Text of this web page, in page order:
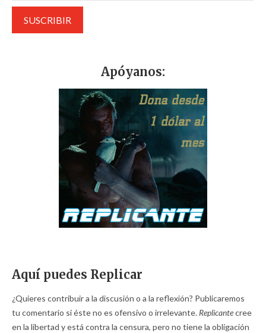
Apóyanos:
Aquí puedes Replicar
¿Quieres contribuir a la discusión o a la reflexión? Publicaremos
tu comentario si éste no es ofensivo o irrelevante. Replicantecree
en la libertad y está contra la censura, pero no tiene la obligación